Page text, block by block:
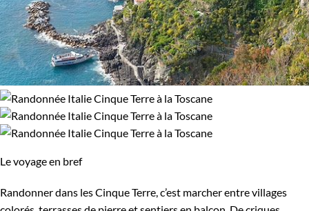
Le voyage en bref
Randonner dans les Cinque Terre, c’est marcher entre villages